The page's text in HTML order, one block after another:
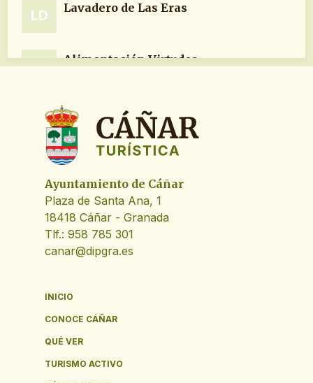
LD Lavadero de Las Eras
AV Alimentación Virtudes
FD Fuente de la Peña
Fuente de la Casa Caída
PM Parking Mirador
FD Fuente de las Placetillas
Ayuntamiento de Cáñar
Ayuntamiento de Cáñar
Plaza de Santa Ana, 1
18418 Cáñar - Granada
Tlf.: 958 785 301
canar@dipgra.es
INICIO
CONOCE CÁÑAR
QUÉ VER
TURISMO ACTIVO